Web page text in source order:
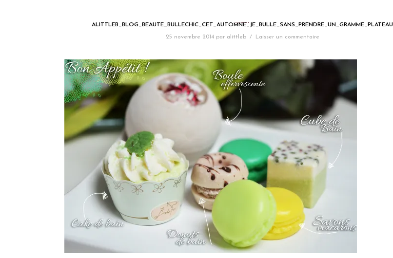
ALITTLEB_BLOG_BEAUTE_BULLECHIC_CET_AUTOMNE_JE_BULLE_SANS_PRENDRE_UN_GRAMME_PLATEAU
25 novembre 2014 par alittleb / Laisser un commentaire